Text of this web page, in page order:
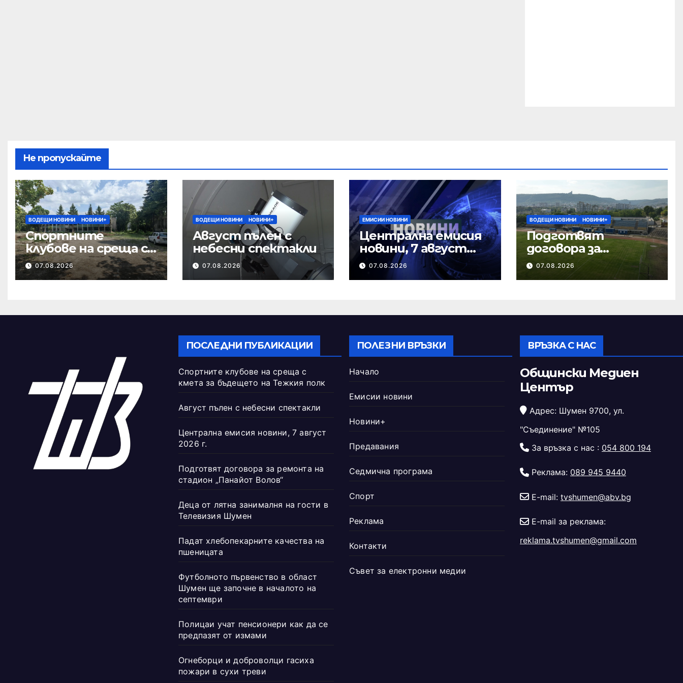
Не пропускайте
ВОДЕЩИ НОВИНИ НОВИНИ+
Спортните
клубове на среща с
кмета за
бъдещето на
07.08.2026
ВОДЕЩИ НОВИНИ НОВИНИ+
Август пълен с
небесни спектакли
07.08.2026
ЕМИСИИ НОВИНИ
Централна емисия
новини, 7 август
2026 г.
07.08.2026
ВОДЕЩИ НОВИНИ НОВИНИ+
Подготвят
договора за
ремонта на
стадион „Панайот
07.08.2026
ПОСЛЕДНИ ПУБЛИКАЦИИ
Спортните клубове на среща с
кмета за бъдещето на Тежкия полк
Август пълен с небесни спектакли
Централна емисия новини, 7 август
2026 г.
Подготвят договора за ремонта на
стадион „Панайот Волов“
Деца от лятна занималня на гости в
Телевизия Шумен
Падат хлебопекарните качества на
пшеницата
Футболното първенство в област
Шумен ще започне в началото на
септември
Полицаи учат пенсионери как да се
предпазят от измами
Огнеборци и доброволци гасиха
пожари в сухи треви
ПОЛЕЗНИ ВРЪЗКИ
Начало
Емисии новини
Новини+
Предавания
Седмична програма
Спорт
Реклама
Контакти
Съвет за електронни медии
ВРЪЗКА С НАС
Общински Медиен
Център
Адрес: Шумен 9700, ул.
"Съединение" №105
За връзка с нас : 054 800 194
Реклама: 089 945 9440
E-mail: tvshumen@abv.bg
E-mail за реклама:
reklama.tvshumen@gmail.com